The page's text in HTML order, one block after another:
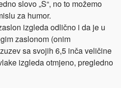
slovo „S“, no to možemo
za humor.
izgleda odlično i da je u
zaslonom (onim
sa svojih 6,5 inča veličine
izgleda otmjeno, pregledno